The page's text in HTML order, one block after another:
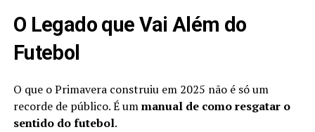
O Legado que Vai Além do
Futebol
O que o Primavera construiu em 2025 não é só um
recorde de público. É ummanual de como resgatar o
sentido do futebol.